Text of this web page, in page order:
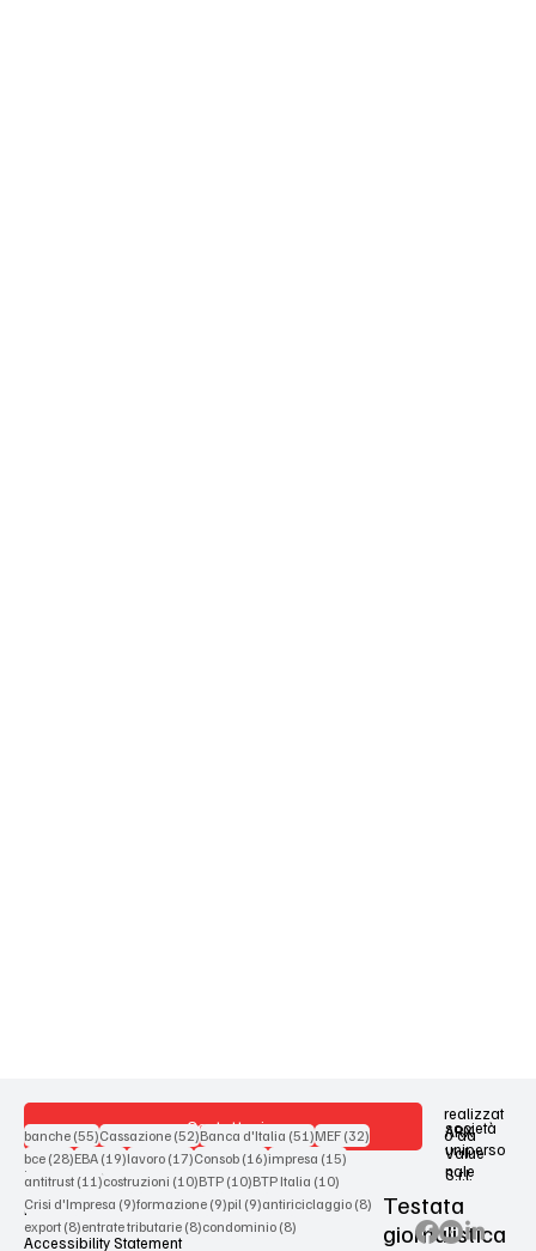
Contattaci
Terms & Conditions
Privacy Policy
Accessibility Statement
realizzat
o da
società
uniperso
nale
ARX
Value
S.r.l.
Testata
giornalistica
banche (55)55 post
Cassazione (52)52 post
Banca d'Italia (51)51 post
MEF (32)32 post
bce (28)28 post
EBA (19)19 post
lavoro (17)17 post
Consob (16)16 post
impresa (15)15 post
antitrust (11)11 post
costruzioni (10)10 post
BTP (10)10 post
BTP Italia (10)10 post
Crisi d'Impresa (9)9 post
formazione (9)9 post
pil (9)9 post
antiriciclaggio (8)8 post
export (8)8 post
entrate tributarie (8)8 post
condominio (8)8 post